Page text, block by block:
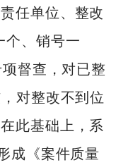
任单位、整改
个、销号一
督查，对已整
对整改不到位
此基础上，系
成《案件质量